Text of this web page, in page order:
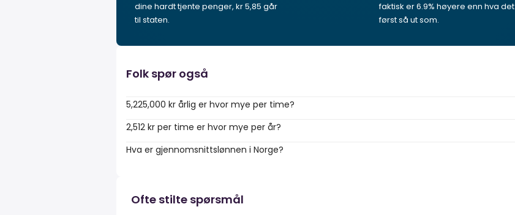
dine hardt tjente penger, kr 5,85 går
til staten.
faktisk er 6.9% høyere enn hva det
først så ut som.
Folk spør også
5,225,000 kr årlig er hvor mye per time?
2,512 kr per time er hvor mye per år?
Hva er gjennomsnittslønnen i Norge?
Ofte stilte spørsmål